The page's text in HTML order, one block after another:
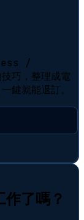
/
巧，整理成電
鍵就能退訂。
了嗎？